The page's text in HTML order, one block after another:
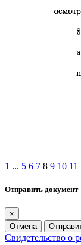
1 ... 5 6 7 8 9 10 11
Отправить документ
×
Отмена
Свидетельство